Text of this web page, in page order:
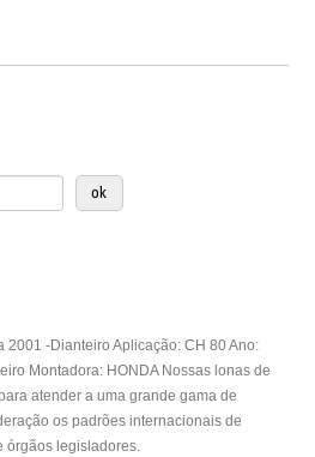
2001 -Dianteiro Aplicação: CH 80 Ano:
Montadora: HONDA Nossas lonas de
atender a uma grande gama de
os padrões internacionais de
órgãos legisladores.